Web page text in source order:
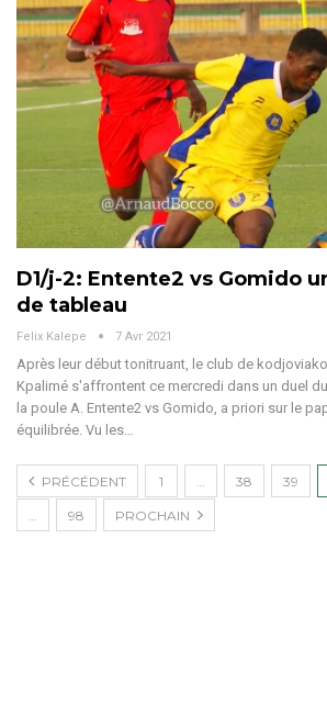
D1/j-2: Entente2 vs Gomido
de tableau
Felix Kalepe 7 Avr 2021
Après leur début tonitruant, le club de
Kpalimé s'affrontent ce mercredi dans un duel
la poule A. Entente2 vs Gomido, a priori sur le
équilibrée. Vu les…
PRÉCÉDENT 1 38 39
98 PROCHAIN